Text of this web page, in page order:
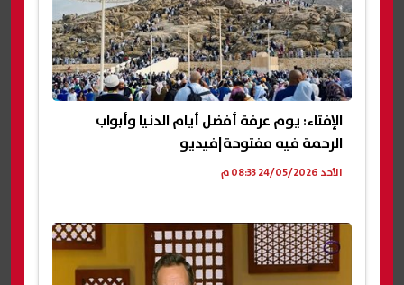
الإفتاء: يوم عرفة أفضل أيام الدنيا وأبواب
الرحمة فيه مفتوحة|فيديو
الأحد 24/05/2026 08:33 م